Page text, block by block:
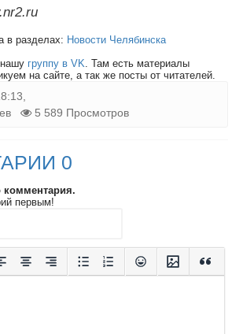
в разделах: Новости Челябинска
группу в VK. Там есть материалы
на сайте, а так же посты от читателей.
5 589 Просмотров
0
комментария.
первым!